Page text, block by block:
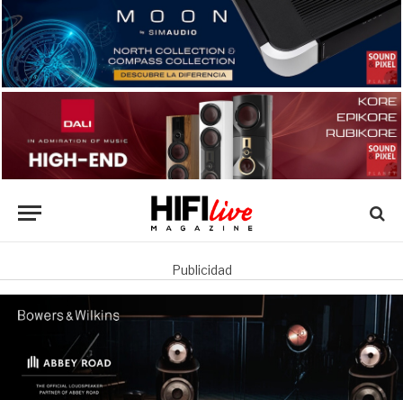
Publicidad